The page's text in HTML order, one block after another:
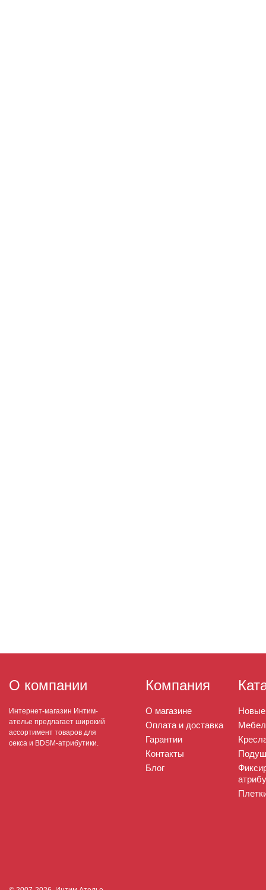
О компании
Интернет-магазин Интим-
ателье предлагает широкий
ассортимент товаров для
секса и BDSM-атрибутики.
Компания
О магазине
Оплата и доставка
Гарантии
Контакты
Блог
Новые